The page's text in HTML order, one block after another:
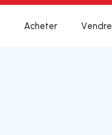
Acheter Vendre